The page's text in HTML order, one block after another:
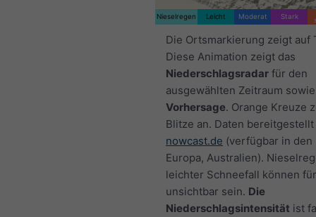
Nieselregen Leicht Moderat Stark
Die Ortsmarkierung zeigt auf
Diese Animation zeigt das
Niederschlagsradar für den
ausgewählten Zeitraum
Vorhersage. Orange Kreuze
Blitze an. Daten
nowcast.de (verfügbar in den
Europa, Australien).
leichter Schneefall können
unsichtbar sein. Die
Niederschlagsintensität ist